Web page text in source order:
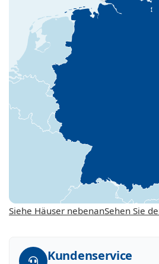
Siehe Häuser nebenanSehen Sie
Kundenservice